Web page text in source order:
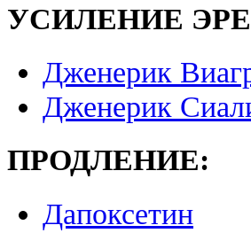
УСИЛЕНИЕ
Дженерик
Дженерик
ПРОДЛЕНИЕ:
Дапоксетин